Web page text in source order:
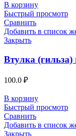
В корзину
Быстрый просмотр
Сравнить
Добавить в список
Закрыть
Втулка
100.0 ₽
В корзину
Быстрый просмотр
Сравнить
Добавить в список
Закрыть